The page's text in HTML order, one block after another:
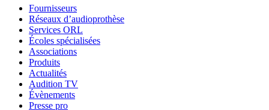
Fournisseurs
Réseaux d’audioprothèse
Services ORL
Écoles spécialisées
Associations
Produits
Actualités
Audition TV
Évènements
Presse pro